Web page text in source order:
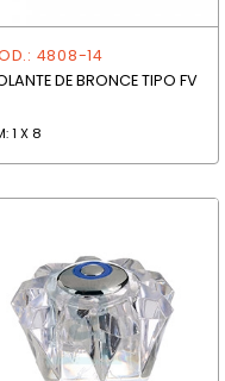
4808-14
DE BRONCE TIPO FV
1 X 8